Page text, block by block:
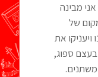
מבינה
של
את
ספוג,